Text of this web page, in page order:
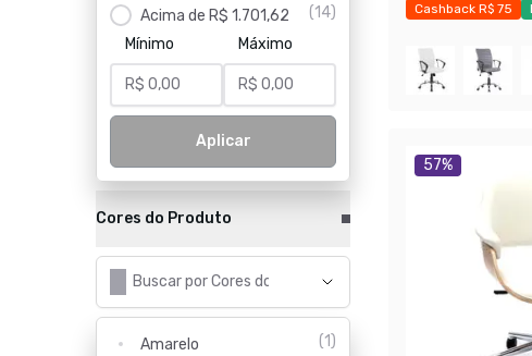
Acima de R$ 1.701,62 (14)
Mínimo
Máximo
Aplicar
Cores do Produto
Amarelo (1)
Cashback R$ 75
57%